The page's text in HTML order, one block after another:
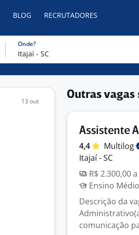
BLOG RECRUTADORES
Onde?
13 out
Outras vagas
Assistente
4,4
Multilog
Itajaí - SC
R$ 2.300,00
Ensino
Descrição da
comunicação